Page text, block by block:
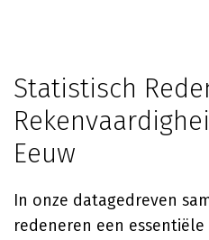
Statistisch
Eeuw
In onze datagedreven
redeneren een